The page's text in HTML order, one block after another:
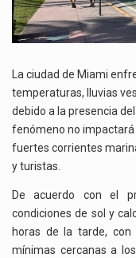
La ciudad de Miami
temperaturas, lluvias
debido a la presencia
fenómeno no impactará
fuertes corrientes
y turistas.
De acuerdo con el
condiciones de sol y
horas de la tarde,
mínimas cercanas a